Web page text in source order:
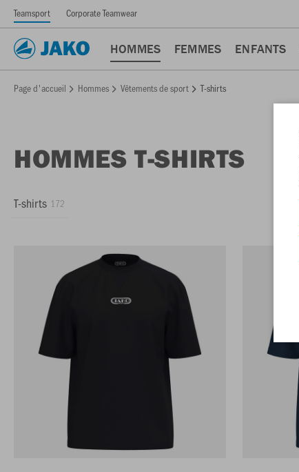
Teamsport Corporate Teamwear
HOMMES FEMMES ENFANTS
Page d'accueil Hommes Vêtements de sport T-shirts
HOMMES T-SHIRTS
T-shirts 172